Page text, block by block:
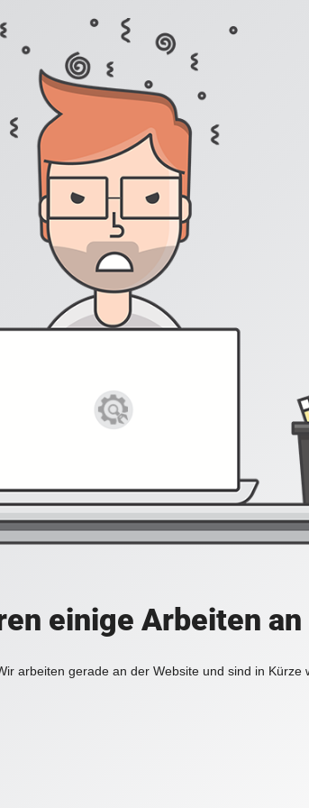
einige Arbeiten
arbeiten gerade an der Website und sind in Kürze